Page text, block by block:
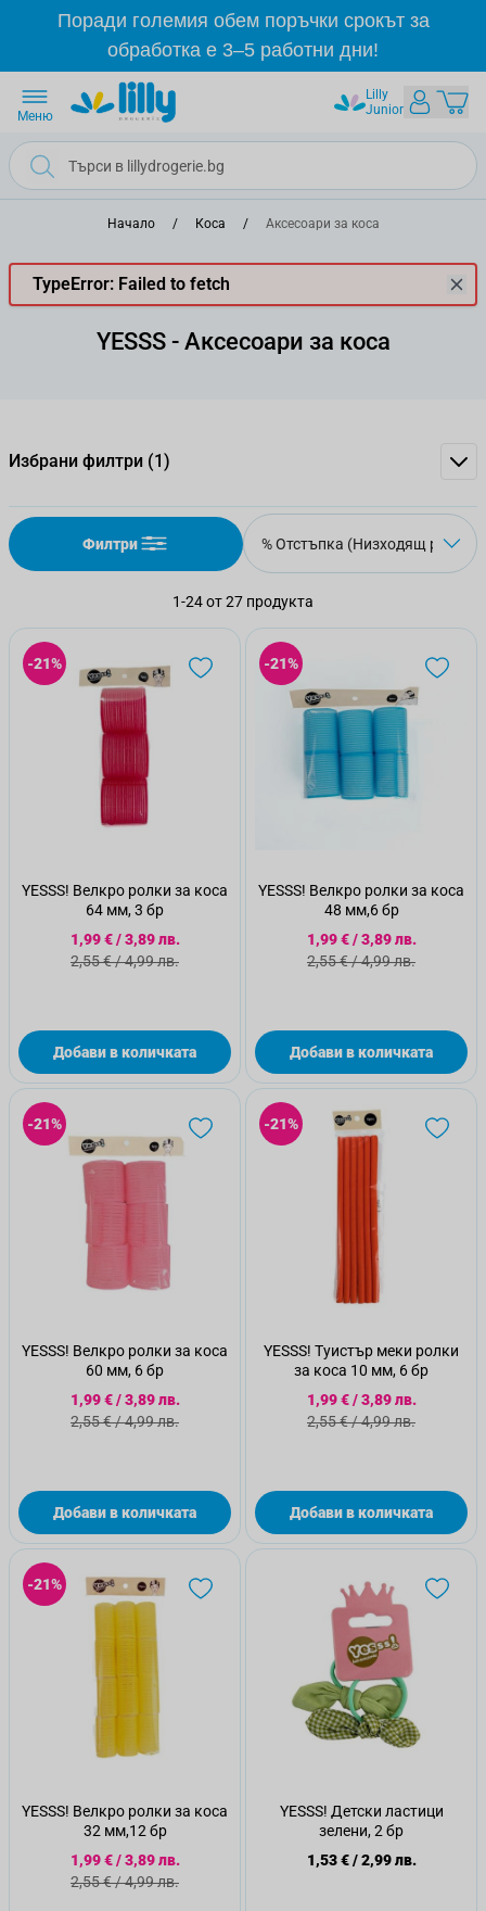
Прескачане към съдържанието
Поради големия обем поръчки срокът за
обработка е 3–5 работни дни!
Lilly
Junior
Меню
Начало / Коса / Аксесоари за коса
TypeError: Failed to fetch
YESSS - Аксесоари за коса
Избрани филтри (1)
Филтри
1-24от27 продукта
-21%
YESSS! Велкро ролки за коса
64 мм, 3 бр
Специална цена
1,99 €/3,89 лв.
Стандартна цена
2,55 €/4,99 лв.
Добави в количката
-21%
YESSS! Велкро ролки за коса
48 мм,6 бр
Специална цена
1,99 €/3,89 лв.
Стандартна цена
2,55 €/4,99 лв.
Добави в количката
-21%
YESSS! Велкро ролки за коса
60 мм, 6 бр
Специална цена
1,99 €/3,89 лв.
Стандартна цена
2,55 €/4,99 лв.
Добави в количката
-21%
YESSS! Туистър меки ролки
за коса 10 мм, 6 бр
Специална цена
1,99 €/3,89 лв.
Стандартна цена
2,55 €/4,99 лв.
Добави в количката
-21%
YESSS! Велкро ролки за коса
32 мм,12 бр
Специална цена
1,99 €/3,89 лв.
Стандартна цена
2,55 €/4,99 лв.
YESSS! Детски ластици
зелени, 2 бр
1,53 €/2,99 лв.